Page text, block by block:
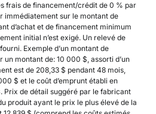
frais de financement/crédit de 0 % par
immédiatement sur le montant de
d’achat et de financement minimum
initial n’est exigé. Un relevé de
Exemple d’un montant de
un montant de: 10 000 $, assorti d’un
est de 208,33 $ pendant 48 mois,
$ et le coût d’emprunt établi en
Prix de détail suggéré par le fabricant
produit ayant le prix le plus élevé de la